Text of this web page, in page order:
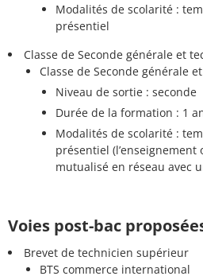
Modalités de scolarité :
présentiel
Classe de Seconde générale et
Classe de Seconde générale
Niveau de sortie : seconde
Durée de la formation : 1
Modalités de scolarité :
présentiel
mutualisé en réseau avec
Voies post-bac
Brevet de technicien supérieur
BTS commerce international